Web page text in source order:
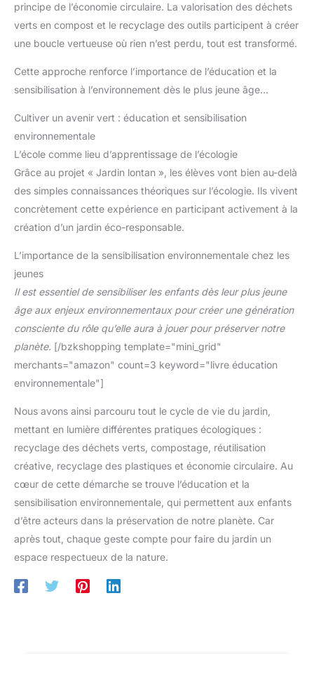
principe de l’économie circulaire. La valorisation des déchets
verts en compost et le recyclage des outils participent à créer
une boucle vertueuse où rien n’est perdu, tout est transformé.
Cette approche renforce l’importance de l’éducation et la
sensibilisation à l’environnement dès le plus jeune âge…
Cultiver un avenir vert : éducation et sensibilisation
environnementale
L’école comme lieu d’apprentissage de l’écologie
Grâce au projet « Jardin lontan », les élèves vont bien au-delà
des simples connaissances théoriques sur l’écologie. Ils vivent
concrètement cette expérience en participant activement à la
création d’un jardin éco-responsable.
L’importance de la sensibilisation environnementale chez les
jeunes
Il est essentiel de sensibiliser les enfants dès leur plus jeune
âge aux enjeux environnementaux pour créer une génération
consciente du rôle qu’elle aura à jouer pour préserver notre
planète. [/bzkshopping template="mini_grid"
merchants="amazon" count=3 keyword="livre éducation
environnementale"]
Nous avons ainsi parcouru tout le cycle de vie du jardin,
mettant en lumière différentes pratiques écologiques :
recyclage des déchets verts, compostage, réutilisation
créative, recyclage des plastiques et économie circulaire. Au
cœur de cette démarche se trouve l’éducation et la
sensibilisation environnementale, qui permettent aux enfants
d’être acteurs dans la préservation de notre planète. Car
après tout, chaque geste compte pour faire du jardin un
espace respectueux de la nature.